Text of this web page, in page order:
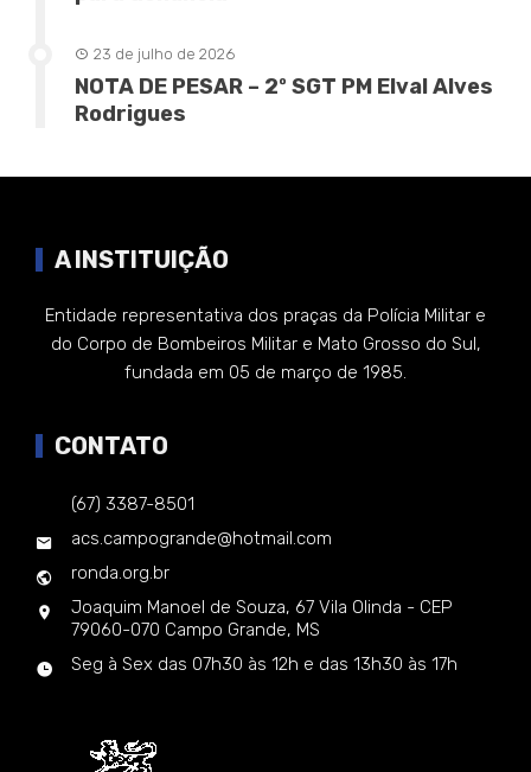
23 de julho de 2026
NOTA DE PESAR – 2º SGT PM Elval Alves
Rodrigues
A INSTITUIÇÃO
Entidade representativa dos praças da Polícia Militar e
do Corpo de Bombeiros Militar e Mato Grosso do Sul,
fundada em 05 de março de 1985.
CONTATO
(67) 3387-8501
acs.campogrande@hotmail.com
ronda.org.br
Joaquim Manoel de Souza, 67 Vila Olinda - CEP
79060-070 Campo Grande, MS
Seg à Sex das 07h30 às 12h e das 13h30 às 17h